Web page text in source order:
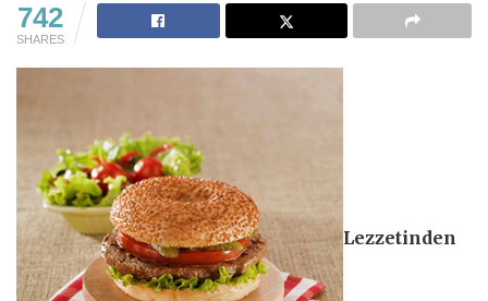
742
SHARES
Lezzetinden